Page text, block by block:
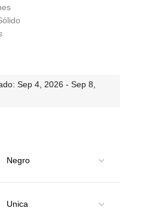
Sep 4, 2026 - Sep 8,